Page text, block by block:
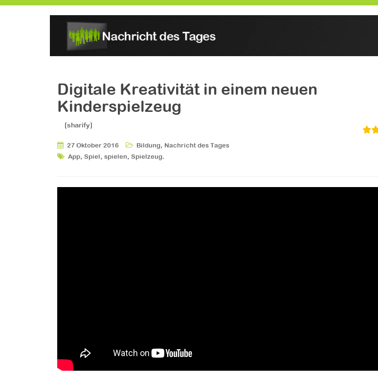
Digitale Kreativität in einem neuen
Kinderspielzeug
[sharify]
27 Oktober 2016 Bildung, Nachricht des Tages
App, Spiel, spielen, Spielzeug.